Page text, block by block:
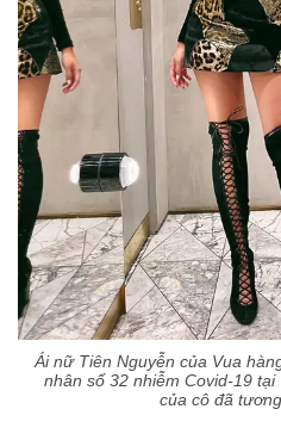
Ái nữ Tiên Nguyễn của Vua
nhân số 32 nhiễm Covid-19
của cô đã